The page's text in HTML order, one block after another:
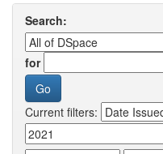
Search:
for
Current filters: